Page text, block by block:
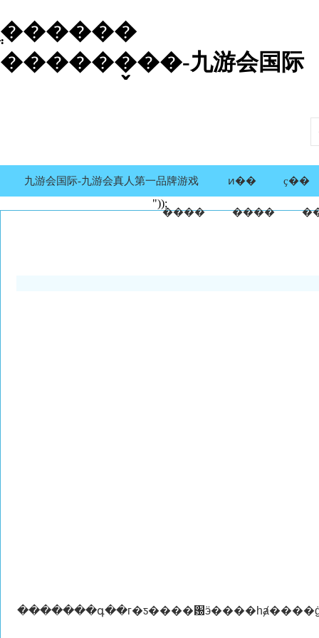
ֲ������
������̬��-九游会国际
九游会国际-九游会真人第一品牌游戏 ͷ�� ҫ��
���� ����
"));